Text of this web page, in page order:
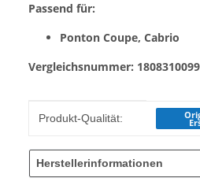
Passend für:
Ponton Coupe, Cabrio
Vergleichsnummer: 1808310099
Produkteigenschaft
Wert
Produkt-Qualität:
Herstellerinformationen